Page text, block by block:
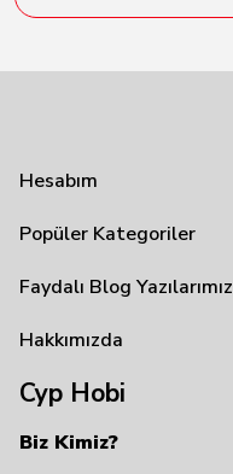
Hesabım
Popüler Kategoriler
Faydalı Blog Yazılarımız
Hakkımızda
Cyp Hobi
Biz Kimiz?